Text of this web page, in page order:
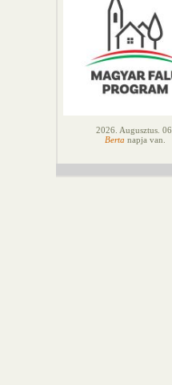
2026. Augusztus. 06.
Berta napja van.